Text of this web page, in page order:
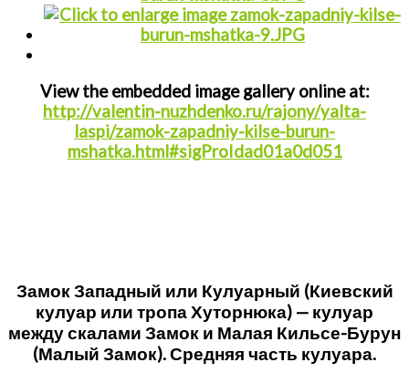
View the embedded image gallery online at:
http://valentin-nuzhdenko.ru/rajony/yalta-
laspi/zamok-zapadniy-kilse-burun-
mshatka.html#sigProIdad01a0d051
Замок Западный или Кулуарный (Киевский
кулуар или тропа Хуторнюка) — кулуар
между скалами Замок и Малая Кильсе-Бурун
(Малый Замок). Средняя часть кулуара.